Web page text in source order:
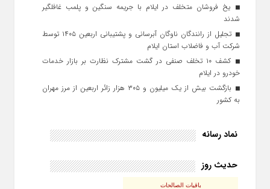
یخ‌ فروشان متخلف در ایلام با جریمه سنگین و پلمب غافلگیر
شدند
تجلیل از رانندگان ناوگان آبرسانی و پشتیبانی اربعین ۱۴۰۵ توسط
شرکت آب و فاضلاب استان ایلام
کشف ۱۰ تخلف صنفی در گشت مشترک نظارت بر بازار خدمات
خودرو در ایلام
بازگشت بیش از یک میلیون و ۳۰۵ هزار زائر اربعین از مرز مهران
به کشور
نماد رسانه
حدیث روز
باقیات الصالحات